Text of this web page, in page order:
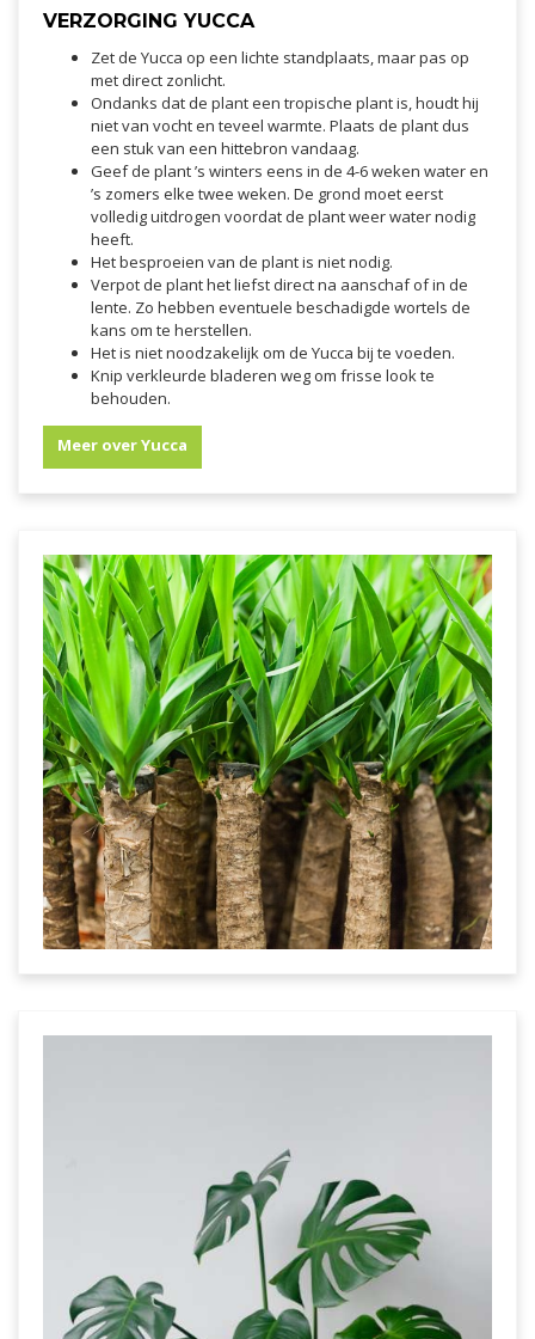
VERZORGING YUCCA
Zet de Yucca op een lichte standplaats, maar pas op
met direct zonlicht.
Ondanks dat de plant een tropische plant is, houdt hij
niet van vocht en teveel warmte. Plaats de plant dus
een stuk van een hittebron vandaag.
Geef de plant ’s winters eens in de 4-6 weken water en
’s zomers elke twee weken. De grond moet eerst
volledig uitdrogen voordat de plant weer water nodig
heeft.
Het besproeien van de plant is niet nodig.
Verpot de plant het liefst direct na aanschaf of in de
lente. Zo hebben eventuele beschadigde wortels de
kans om te herstellen.
Het is niet noodzakelijk om de Yucca bij te voeden.
Knip verkleurde bladeren weg om frisse look te
behouden.
Meer over Yucca